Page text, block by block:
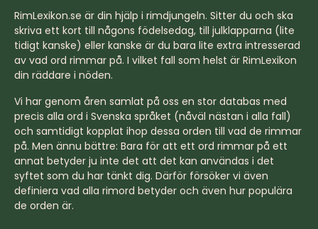
RimLexikon.se är din hjälp i rimdjungeln. Sitter du och ska
skriva ett kort till någons födelsedag, till julklapparna (lite
tidigt kanske) eller kanske är du bara lite extra intresserad
av vad ord rimmar på. I vilket fall som helst är RimLexikon
din räddare i nöden.
Vi har genom åren samlat på oss en stor databas med
precis alla ord i Svenska språket (nåväl nästan i alla fall)
och samtidigt kopplat ihop dessa orden till vad de rimmar
på. Men ännu bättre: Bara för att ett ord rimmar på ett
annat betyder ju inte det att det kan användas i det
syftet som du har tänkt dig. Därför försöker vi även
definiera vad alla rimord betyder och även hur populära
de orden är.